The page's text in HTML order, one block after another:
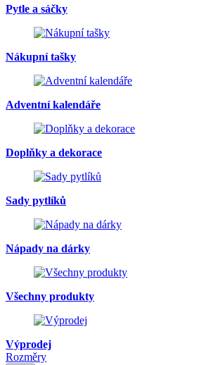
Pytle a sáčky
Nákupní tašky
Adventní kalendáře
Doplňky a dekorace
Sady pytlíků
Nápady na dárky
Všechny produkty
Výprodej
Rozměry